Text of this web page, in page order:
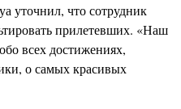
уточнил, что сотрудник
прилетевших. «Наш
всех достижениях,
о самых красивых